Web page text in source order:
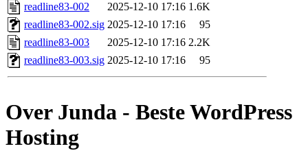
readline83-002
2025-12-10 17:16 1.6K
readline83-002.sig 2025-12-10 17:16
95
readline83-003
2025-12-10 17:16 2.2K
readline83-003.sig 2025-12-10 17:16 95
Over Junda - Beste WordPress
Hosting